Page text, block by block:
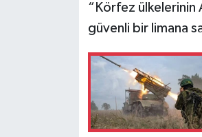
“Körfez ülkelerinin
güvenli bir limana